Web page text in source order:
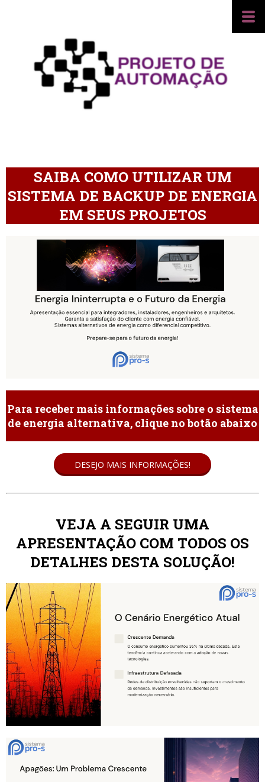
SAIBA COMO UTILIZAR UM
SISTEMA DE BACKUP DE ENERGIA
EM SEUS PROJETOS
Para receber mais informações sobre o sistema
de energia alternativa, clique no botão abaixo
DESEJO MAIS INFORMAÇÕES!
VEJA A SEGUIR UMA
APRESENTAÇÃO COM TODOS OS
DETALHES DESTA SOLUÇÃO!